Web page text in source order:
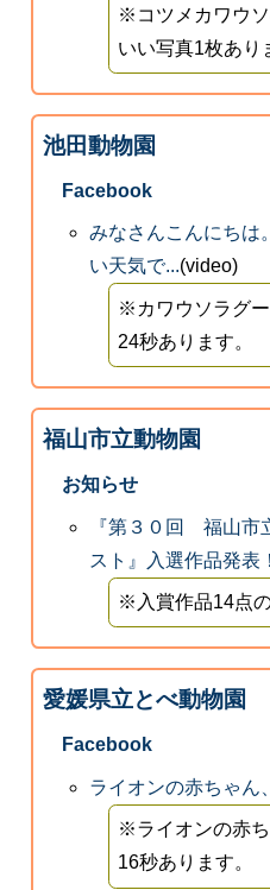
※コツメカワウ
いい写真1枚あり
池田動物園
Facebook
みなさんこんにちは
い天気で...(video)
※カワウソラグ
24秒あります。
福山市立動物園
お知らせ
『第３０回 福山市
スト』入選作品発表
※入賞作品14点の
愛媛県立とべ動物園
Facebook
ライオンの赤ちゃん
※ライオンの赤
16秒あります。